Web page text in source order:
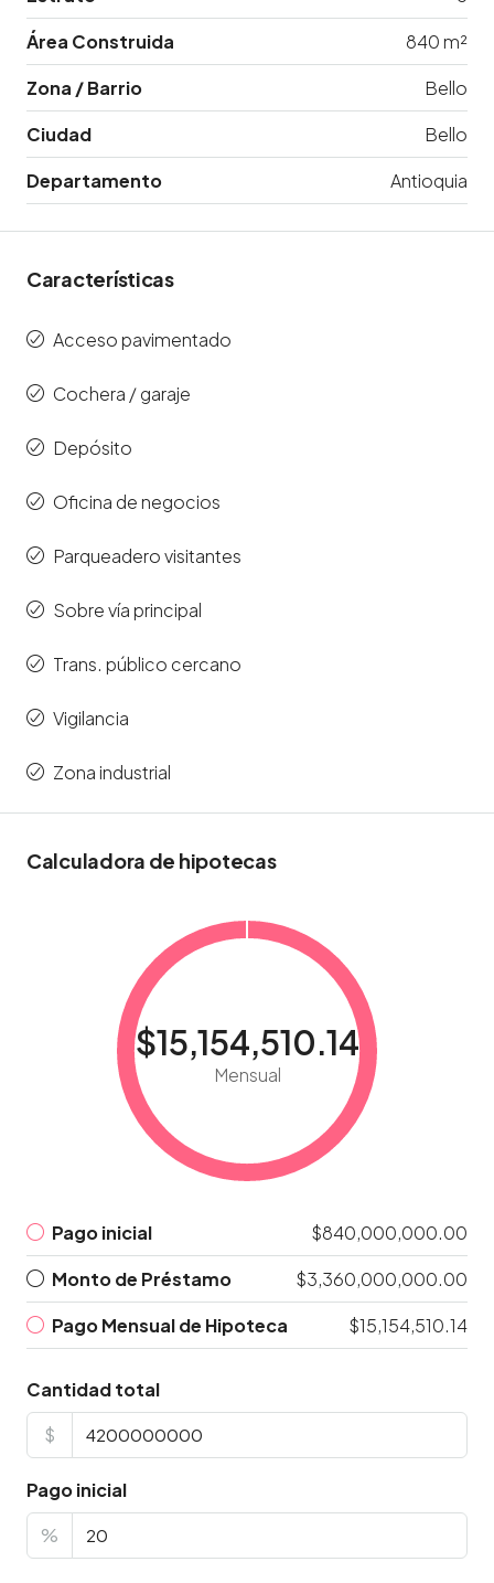
Área Construida
840 m²
Zona / Barrio
Bello
Ciudad
Bello
Departamento
Antioquia
Características
Acceso pavimentado
Cochera / garaje
Depósito
Oficina de negocios
Parqueadero visitantes
Sobre vía principal
Trans. público cercano
Vigilancia
Zona industrial
Calculadora de hipotecas
$15,154,510.14
Mensual
Pago inicial
$840,000,000.00
Monto de Préstamo
$3,360,000,000.00
Pago Mensual de Hipoteca
$15,154,510.14
Cantidad total
$
Pago inicial
%